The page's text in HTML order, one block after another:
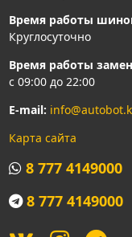
Время работы
Круглосуточно
Время работы
с 09:00 до 22:00
E-mail:
Карта сайта
8 777 4149000
8 777 4149000